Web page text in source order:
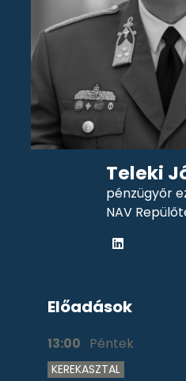
Teleki
pénzügyőr
NAV
Előadások
13:00 Péntek
KEREKASZTAL